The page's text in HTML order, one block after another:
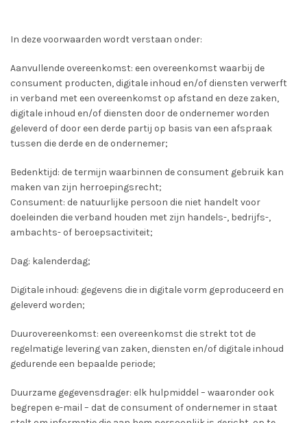
In deze voorwaarden wordt verstaan onder:
Aanvullende overeenkomst: een overeenkomst waarbij de
consument producten, digitale inhoud en/of diensten verwerft
in verband met een overeenkomst op afstand en deze zaken,
digitale inhoud en/of diensten door de ondernemer worden
geleverd of door een derde partij op basis van een afspraak
tussen die derde en de ondernemer;
Bedenktijd: de termijn waarbinnen de consument gebruik kan
maken van zijn herroepingsrecht;
Consument: de natuurlijke persoon die niet handelt voor
doeleinden die verband houden met zijn handels-, bedrijfs-,
ambachts- of beroepsactiviteit;
Dag: kalenderdag;
Digitale inhoud: gegevens die in digitale vorm geproduceerd en
geleverd worden;
Duurovereenkomst: een overeenkomst die strekt tot de
regelmatige levering van zaken, diensten en/of digitale inhoud
gedurende een bepaalde periode;
Duurzame gegevensdrager: elk hulpmiddel – waaronder ook
begrepen e-mail – dat de consument of ondernemer in staat